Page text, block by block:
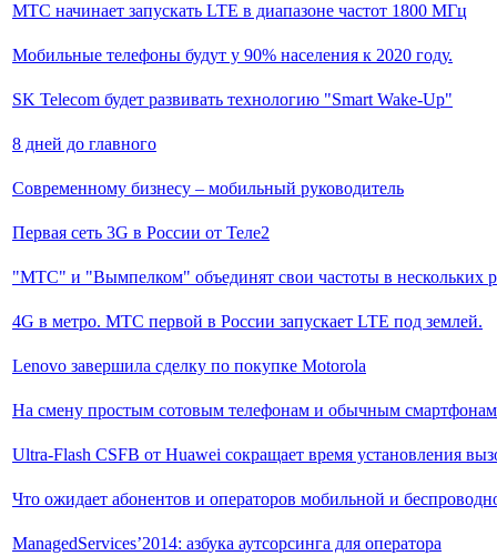
МТС начинает запускать LTE в диапазоне частот 1800 МГц
Мобильные телефоны будут у 90% населения к 2020 году.
SK Telecom будет развивать технологию "Smart Wake-Up"
8 дней до главного
Современному бизнесу – мобильный руководитель
Первая сеть 3G в России от Теле2
"МТС" и "Вымпелком" объединят свои частоты в нескольких
4G в метро. МТС первой в России запускает LTE под землей.
Lenovo завершила сделку по покупке Motorola
На смену простым сотовым телефонам и обычным
Ultra-Flash CSFB от Huawei сокращает время установления
Что ожидает абонентов и операторов мобильной и
ManagedServices’2014: азбука аутсорсинга для оператора